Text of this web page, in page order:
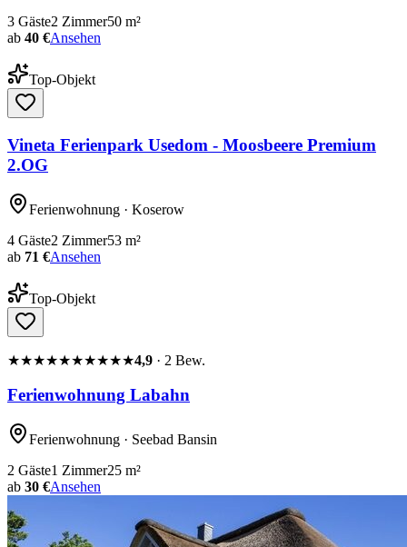
3 Gäste2 Zimmer50 m²
ab 40 €Ansehen
Top-Objekt
Vineta Ferienpark Usedom - Moosbeere Premium
2.OG
Ferienwohnung · Koserow
4 Gäste2 Zimmer53 m²
ab 71 €Ansehen
Top-Objekt
★★★★★★★★★★4,9 · 2 Bew.
Ferienwohnung Labahn
Ferienwohnung · Seebad Bansin
2 Gäste1 Zimmer25 m²
ab 30 €Ansehen